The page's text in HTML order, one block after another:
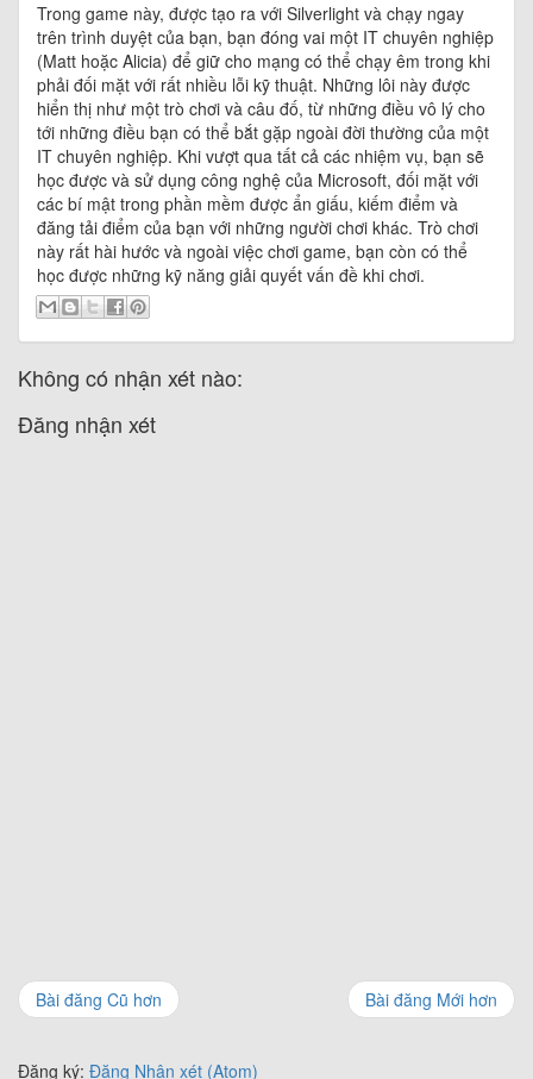
Trong game này, được tạo ra với Silverlight và chạy ngay
trên trình duyệt của bạn, bạn đóng vai một IT chuyên nghiệp
(Matt hoặc Alicia) để giữ cho mạng có thể chạy êm trong khi
phải đối mặt với rất nhiều lỗi kỹ thuật. Những lôi này được
hiển thị như một trò chơi và câu đố, từ những điều vô lý cho
tới những điều bạn có thể bắt gặp ngoài đời thường của một
IT chuyên nghiệp. Khi vượt qua tất cả các nhiệm vụ, bạn sẽ
học được và sử dụng công nghệ của Microsoft, đối mặt với
các bí mật trong phần mềm được ẩn giấu, kiếm điểm và
đăng tải điểm của bạn với những người chơi khác. Trò chơi
này rất hài hước và ngoài việc chơi game, bạn còn có thể
học được những kỹ năng giải quyết vấn đề khi chơi.
Không có nhận xét nào:
Đăng nhận xét
Bài đăng Mới hơn
Bài đăng Cũ hơn
Đăng ký: Đăng Nhận xét (Atom)